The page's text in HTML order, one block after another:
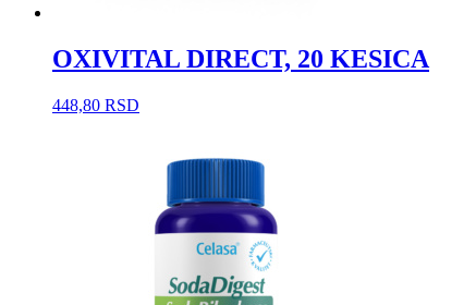
OXIVITAL DIRECT, 20 KESICA
448,80 RSD